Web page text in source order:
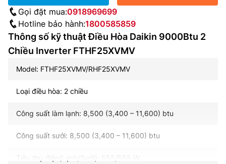
Gọi đặt mua:0918969699
Hotline bảo hành:1800585859
Thông số kỹ thuật Điều Hòa Daikin 9000Btu 2
Chiều Inverter FTHF25XVMV
Model: FTHF25XVMV/RHF25XVMV
Loại điều hòa: 2 chiều
Công suất làm lạnh: 8,500 (3,400 – 11,600) btu
Công suất sưởi: 8,500 (3,400 – 11,600) btu
Tiêu thụ điện(Lạnh/Sưởi): 555/555 W